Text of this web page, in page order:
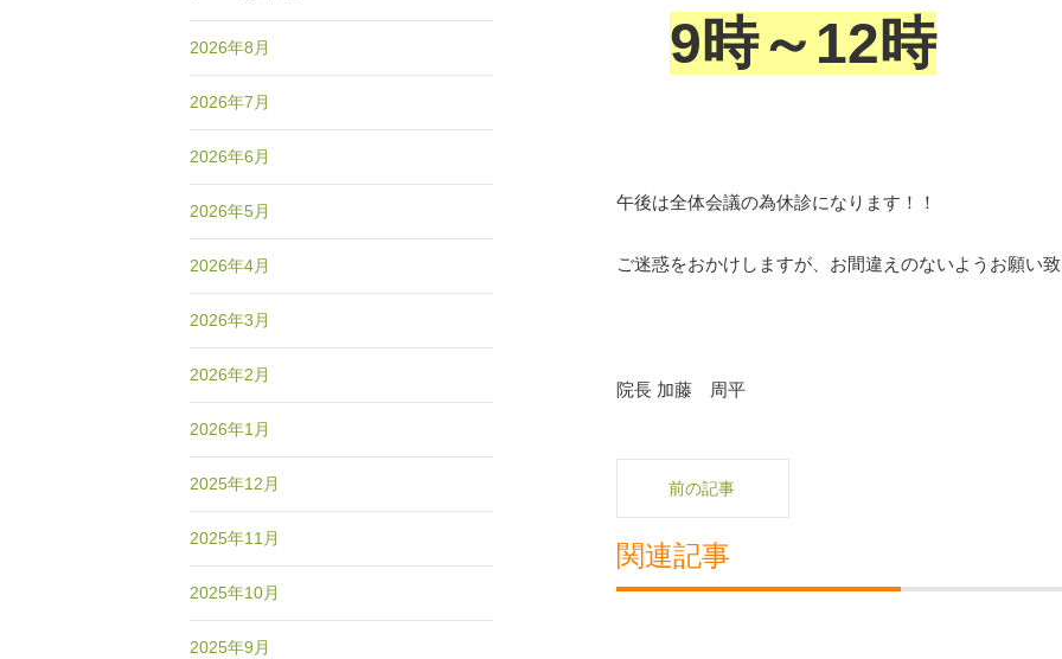
9時～12時
午後は全体会議の為休診になります！！
ご迷惑をおかけしますが、お間違えのないようお願い
院長 加藤 周平
前の記事
関連記事
2026年8月
2026年7月
2026年6月
2026年5月
2026年4月
2026年3月
2026年2月
2026年1月
2025年12月
2025年11月
2025年10月
2025年9月